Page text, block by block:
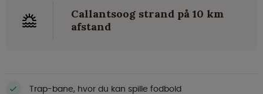
Callantsoog strand på 10 km
afstand
Trap-bane, hvor du kan spille fodbold